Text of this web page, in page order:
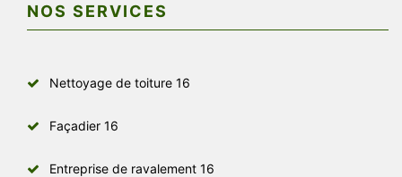
NOS SERVICES
Nettoyage de toiture 16
Façadier 16
Entreprise de ravalement 16